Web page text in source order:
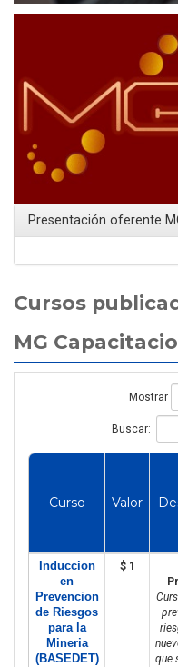
Presentación oferente
Cursos
MG
Mostrar
Buscar:
Curso Valor
Induccion
en
Prevencion
de Riesgos
para la
Mineria
(BASEDET)
$ 1
que